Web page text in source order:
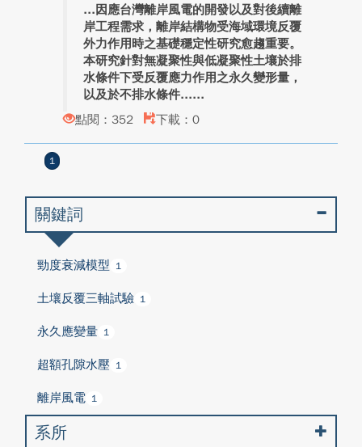
因應台灣離岸風電的開發以及對後續離
岸工程需求，離岸結構物受海域環境反覆
外力作用時之基礎穩定性研究愈趨重要。
本研究針對無凝聚性與低凝聚性土壤於排
水條件下受反覆應力作用之永久變形量，
以及於不排水條件...
點閱：352
下載：0
1
關鍵詞
勁度衰減模型 1
土壤反覆三軸試驗 1
永久應變量 1
超額孔隙水壓 1
離岸風電 1
系所